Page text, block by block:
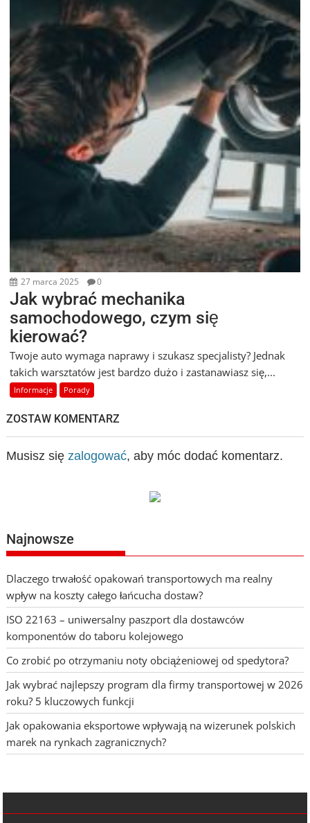
27 marca 2025 0
Jak wybrać mechanika
samochodowego, czym się
kierować?
Twoje auto wymaga naprawy i szukasz specjalisty? Jednak
takich warsztatów jest bardzo dużo i zastanawiasz się,...
Informacje Porady
ZOSTAW KOMENTARZ
Musisz sięzalogować, aby móc dodać komentarz.
Najnowsze
Dlaczego trwałość opakowań transportowych ma realny
wpływ na koszty całego łańcucha dostaw?
ISO 22163 – uniwersalny paszport dla dostawców
komponentów do taboru kolejowego
Co zrobić po otrzymaniu noty obciążeniowej od spedytora?
Jak wybrać najlepszy program dla firmy transportowej w 2026
roku? 5 kluczowych funkcji
Jak opakowania eksportowe wpływają na wizerunek polskich
marek na rynkach zagranicznych?